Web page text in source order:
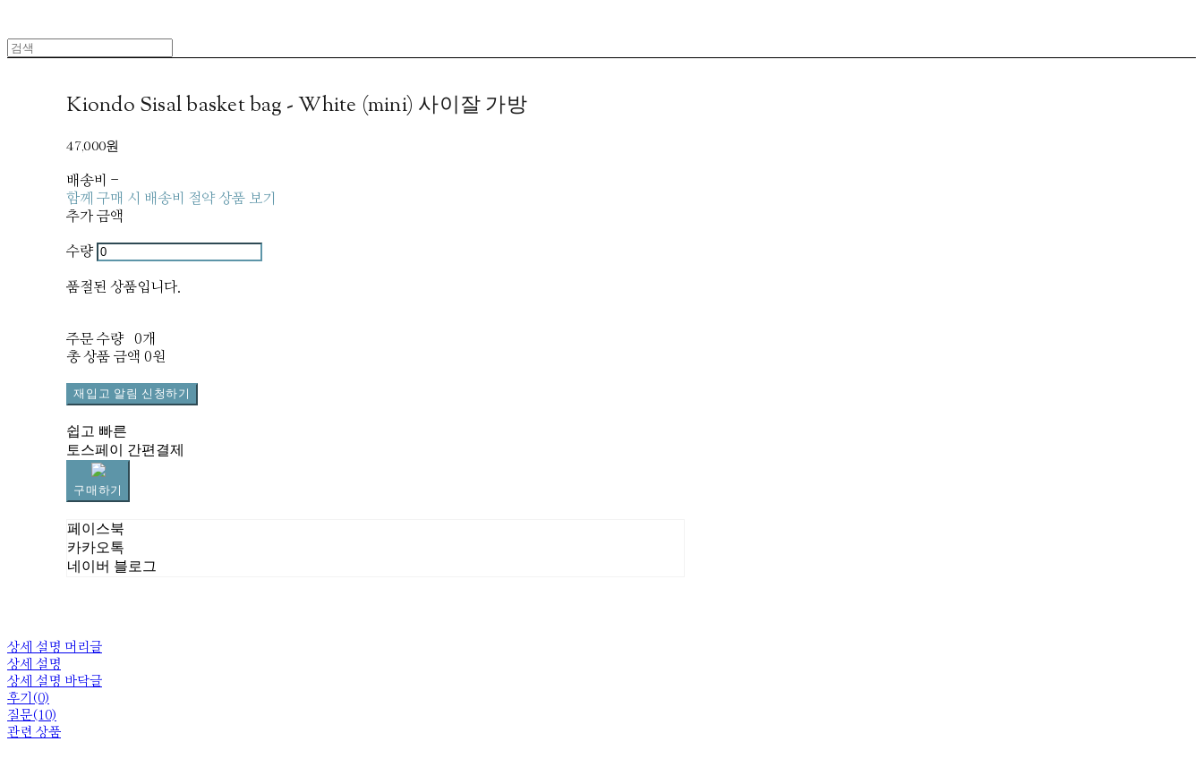
Kiondo Sisal basket bag - White (mini) 사이잘 가방
47,000원
배송비 -
함께 구매 시 배송비 절약 상품 보기
추가 금액
수량
품절된 상품입니다.
주문 수량
0개
총 상품 금액 0원
재입고 알림 신청하기
쉽고 빠른
토스페이 간편결제
구매하기
페이스북
카카오톡
네이버 블로그
상세 설명 머리글
상세 설명
상세 설명 바닥글
후기(0)
질문(10)
관련 상품